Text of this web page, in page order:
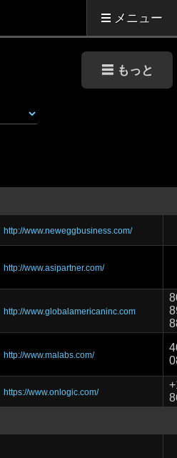
メニュー
http://www.neweggbusiness.com/
http://www.asipartner.com/
http://www.globalamericaninc.com
http://www.malabs.com/
https://www.onlogic.com/